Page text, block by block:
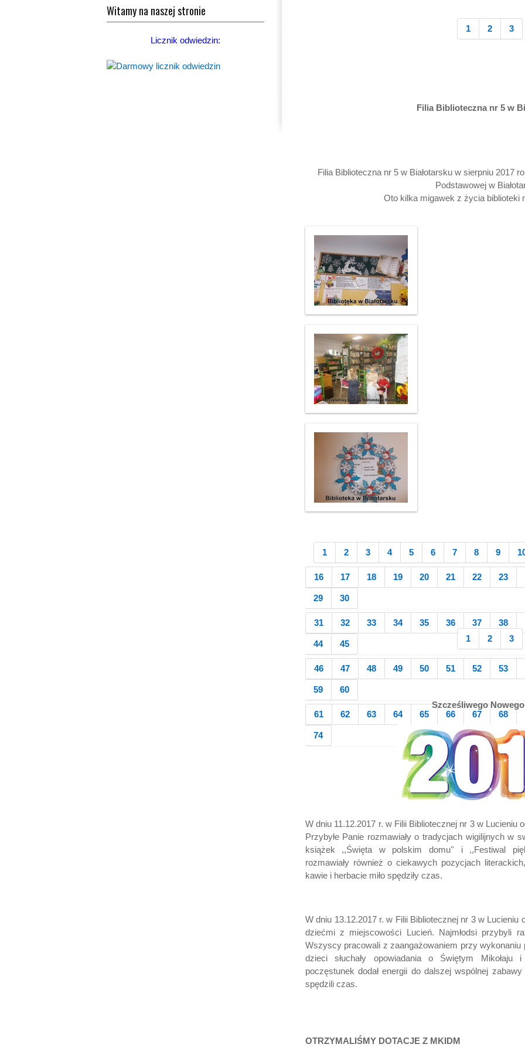
Witamy na naszej stronie
Licznik odwiedzin:
1 2 3
Filia Biblioteczna nr 5 w
Filia Biblioteczna nr 5 w Białotarsku w sierpniu 2017
Podstawowej w
Oto kilka migawek z życia biblioteki
1 2 3 4 5 6 7 8 9
16 17 18 19 20 21 22 23
29 30
31 32 33 34 35 36 37 38
44 45
46 47 48 49 50 51 52 53
59 60
61 62 63 64 65 66 67 68
74
1 2 3
Szcześliwego
W dniu 11.12.2017 r. w Filii Bibliotecznej nr 3 w Lucieniu
Przybyłe Panie rozmawiały o tradycjach wigilijnych w
książek ,,Święta w polskim domu'' i ,,Festiwal
rozmawiały również o ciekawych pozycjach
kawie i herbacie miło spędziły czas.
W dniu 13.12.2017 r. w Filii Bibliotecznej nr 3 w Lucieniu
dziećmi z miejscowości Lucień. Najmłodsi przybyli
Wszyscy pracowali z zaangażowaniem przy
dzieci słuchały opowiadania o Świętym Mikołaju
poczęstunek dodał energii do dalszej wspólnej
spędzili czas.
OTRZYMALIŚMY DOTACJE Z MKIDM